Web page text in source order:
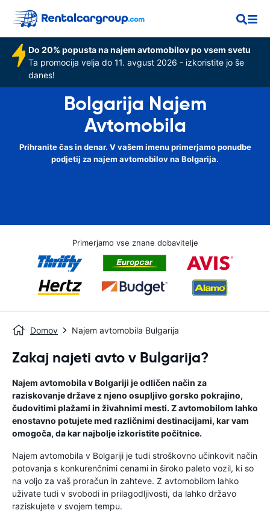
Do 20% popusta na najem avtomobilov po vsem svetu
Ta promocija velja do 11. avgust 2026 - izkoristite jo še
danes!
Bolgarija Najem
Avtomobila
Prihranite čas in denar. V vašem imenu primerjamo ponudbe
podjetij za najem avtomobilov na Bolgarija.
Primerjamo vse znane dobavitelje
Domov Najem avtomobila Bulgarija
Zakaj najeti avto v Bulgarija?
Najem avtomobila v Bolgariji je odličen način za
raziskovanje države z njeno osupljivo gorsko pokrajino,
čudovitimi plažami in živahnimi mesti. Z avtomobilom lahko
enostavno potujete med različnimi destinacijami, kar vam
omogoča, da kar najbolje izkoristite počitnice.
Najem avtomobila v Bolgariji je tudi stroškovno učinkovit način
potovanja s konkurenčnimi cenami in široko paleto vozil, ki so
na voljo za vaš proračun in zahteve. Z avtomobilom lahko
uživate tudi v svobodi in prilagodljivosti, da lahko državo
raziskujete v svojem tempu.